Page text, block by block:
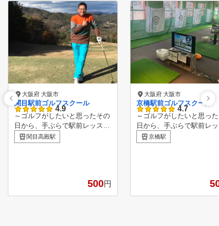
大阪府 大阪市
関目駅前ゴルフスクール
4.9
～ゴルフがしたいと思ったその
日から、手ぶらで駅前レッスン
～ 安心の定額料金でレッスン
受け放題。 店舗相互利用も可
ん。 1レッスン50分間に、最大
関目高殿駅
500円
大阪府 大阪市
京橋駅前ゴルフスクール
4.7
～ゴルフがしたいと思っ
日から、手ぶらで駅前レ
～ 安心の定額料金でレッ
受け放題。 店舗相互利用
ん。 1レッスン50分間に
京橋駅